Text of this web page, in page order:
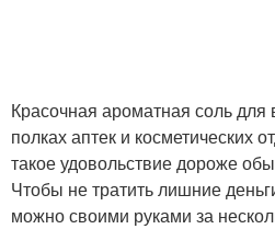
Красочная ароматная соль для
полках аптек и косметических
такое удовольствие дороже
Чтобы не тратить лишние
можно своими руками за